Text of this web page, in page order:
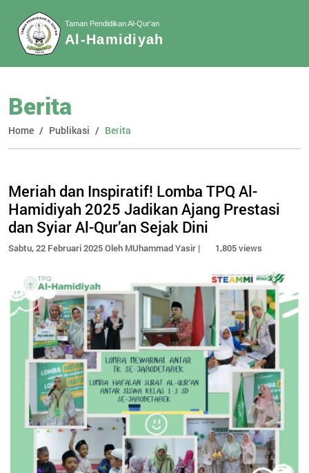
Taman Pendidikan Al-Qur'an
Al-Hamidiyah
Berita
Home Publikasi Berita
Meriah dan Inspiratif! Lomba TPQ Al-
Hamidiyah 2025 Jadikan Ajang Prestasi
dan Syiar Al-Qur’an Sejak Dini
Sabtu, 22 Februari 2025 Oleh MUhammad Yasir | 1,805 views